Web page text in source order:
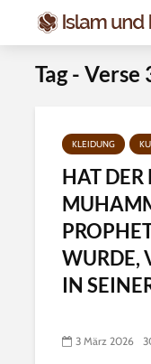
Tag - Verse
KLEIDUNG
HAT DER
WURDE,
IN
3 März 2026